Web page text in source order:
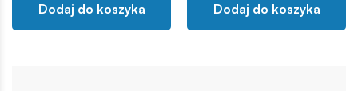
Dodaj do koszyka Dodaj do koszyka